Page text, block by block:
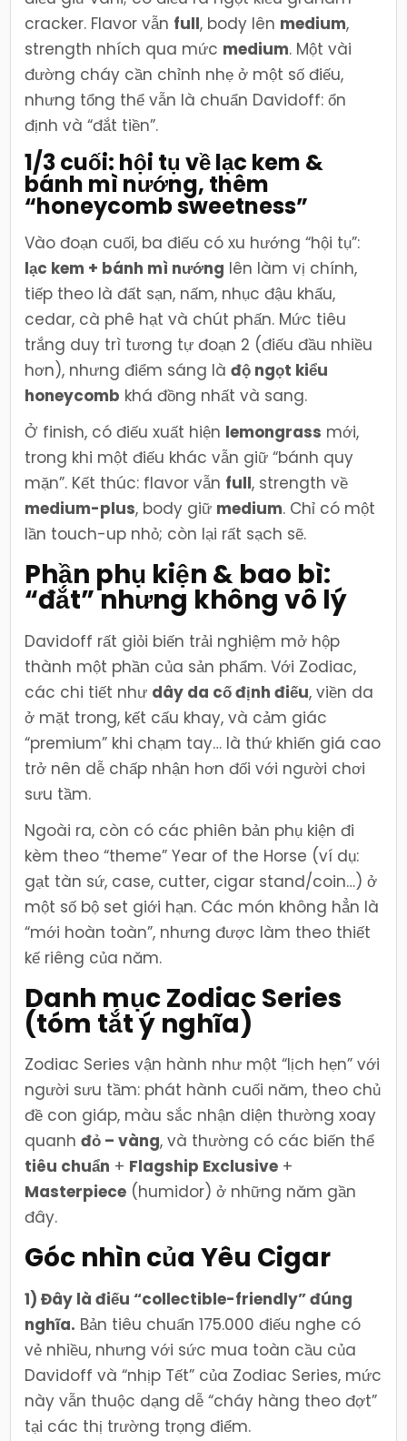
cracker. Flavor vẫn full, body lên medium,
strength nhích qua mức medium. Một vài
đường cháy cần chỉnh nhẹ ở một số điếu,
nhưng tổng thể vẫn là chuẩn Davidoff: ổn
định và “đắt tiền”.
1/3 cuối: hội tụ về lạc kem &
bánh mì nướng, thêm
“honeycomb sweetness”
Vào đoạn cuối, ba điếu có xu hướng “hội tụ”:
lạc kem + bánh mì nướng lên làm vị chính,
tiếp theo là đất sạn, nấm, nhục đậu khấu,
cedar, cà phê hạt và chút phấn. Mức tiêu
trắng duy trì tương tự đoạn 2 (điếu đầu nhiều
hơn), nhưng điểm sáng làđộ ngọt kiểu
honeycomb khá đồng nhất và sang.
Ở finish, có điếu xuất hiện lemongrass mới,
trong khi một điếu khác vẫn giữ “bánh quy
mặn”. Kết thúc: flavor vẫn full, strength về
medium-plus, body giữ medium. Chỉ có một
lần touch-up nhỏ; còn lại rất sạch sẽ.
Phần phụ kiện & bao bì:
“đắt” nhưng không vô lý
Davidoff rất giỏi biến trải nghiệm mở hộp
thành một phần của sản phẩm. Với Zodiac,
các chi tiết như dây da cố định điếu, viền da
ở mặt trong, kết cấu khay, và cảm giác
“premium” khi chạm tay… là thứ khiến giá cao
trở nên dễ chấp nhận hơn đối với người chơi
sưu tầm.
Ngoài ra, còn có các phiên bản phụ kiện đi
kèm theo “theme” Year of the Horse (ví dụ:
gạt tàn sứ, case, cutter, cigar stand/coin…) ở
một số bộ set giới hạn. Các món không hẳn là
“mới hoàn toàn”, nhưng được làm theo thiết
kế riêng của năm.
Danh mục Zodiac Series
(tóm tắt ý nghĩa)
Zodiac Series vận hành như một “lịch hẹn” với
người sưu tầm: phát hành cuối năm, theo chủ
đề con giáp, màu sắc nhận diện thường xoay
quanhđỏ – vàng, và thường có các biến thể
tiêu chuẩn + Flagship Exclusive +
Masterpiece (humidor) ở những năm gần
đây.
Góc nhìn của Yêu Cigar
1) Đây là điếu “collectible-friendly” đúng
nghĩa. Bản tiêu chuẩn 175.000 điếu nghe có
vẻ nhiều, nhưng với sức mua toàn cầu của
Davidoff và “nhịp Tết” của Zodiac Series, mức
này vẫn thuộc dạng dễ “cháy hàng theo đợt”
tại các thị trường trọng điểm.